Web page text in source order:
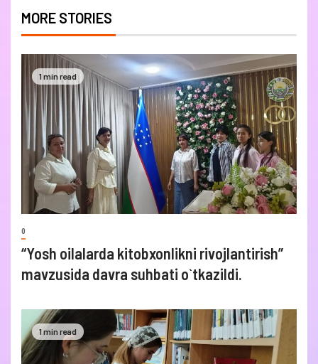
MORE STORIES
1 min read
0
“Yosh oilalarda kitobxonlikni rivojlantirish”
mavzusida davra suhbati o`tkazildi.
1 min read